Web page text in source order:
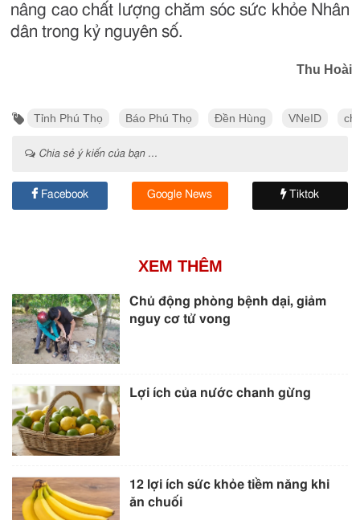
nâng cao chất lượng chăm sóc sức khỏe Nhân
dân trong kỷ nguyên số.
Thu Hoài
Tỉnh Phú Thọ Báo Phú Thọ Đền Hùng VNeID
Chia sẻ ý kiến của bạn ...
Facebook Google News Tiktok
XEM THÊM
Chủ động phòng bệnh dại, giảm
nguy cơ tử vong
Lợi ích của nước chanh gừng
12 lợi ích sức khỏe tiềm năng khi
ăn chuối